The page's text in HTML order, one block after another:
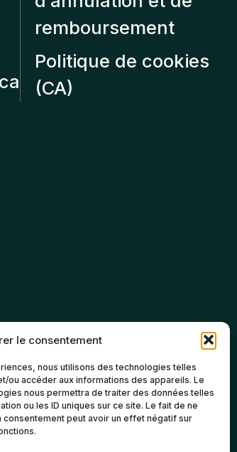
le consentement
nous utilisons des technologies telles
ou accéder aux informations des appareils. Le
nous permettra de traiter des données telles
ou les ID uniques sur ce site. Le fait de ne
peut avoir un effet négatif sur
remboursement
Politique de cookies
(CA)